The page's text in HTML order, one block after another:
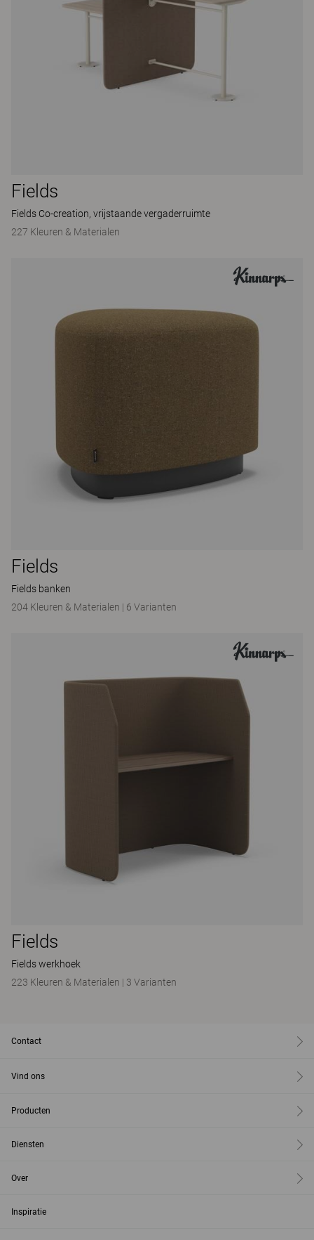
Fields
Fields Co-creation, vrijstaande vergaderruimte
227 Kleuren & Materialen
Fields
Fields banken
204 Kleuren & Materialen | 6 Varianten
Fields
Fields werkhoek
223 Kleuren & Materialen | 3 Varianten
Contact
Vind ons
Producten
Diensten
Over
Inspiratie